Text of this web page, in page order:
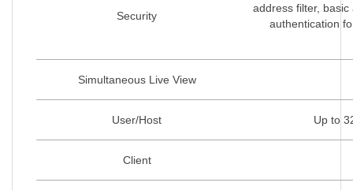
Security
address filter,
authentication
Simultaneous Live View
User/Host Up to
Client